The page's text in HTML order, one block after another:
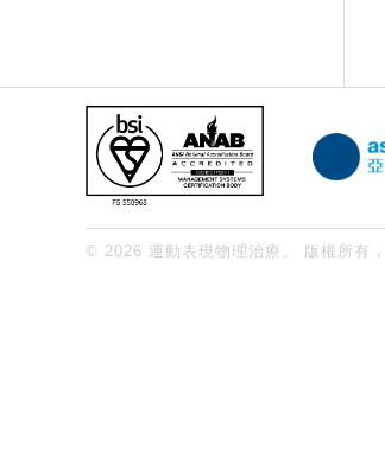
© 2026 運動表現物理治療。 版權所